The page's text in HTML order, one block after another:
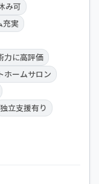
み可
充実
力に高評価
ホームサロン
独立支援有り